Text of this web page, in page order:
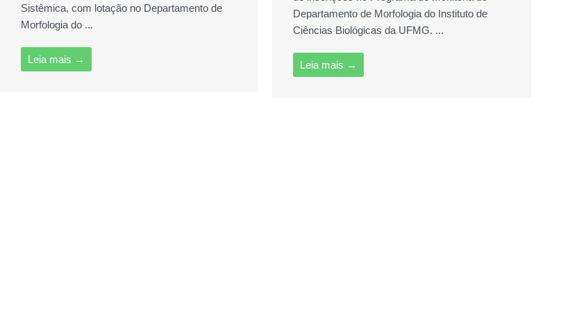
Sistêmica, com lotação no Departamento de
Morfologia do ...
Leia mais →
Departamento de Morfologia do Instituto de
Ciências Biológicas da UFMG. ...
Leia mais →